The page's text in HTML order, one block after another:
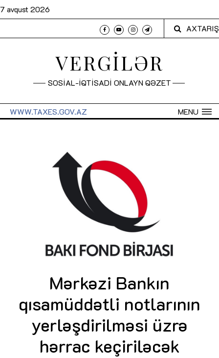
7 avqust 2026
AXTARIŞ
VERGİLƏR
SOSİAL-İQTİSADİ ONLAYN QƏZET
MENU
WWW.TAXES.GOV.AZ
Mərkəzi Bankın
qısamüddətli notlarının
yerləşdirilməsi üzrə
hərrac keçiriləcək